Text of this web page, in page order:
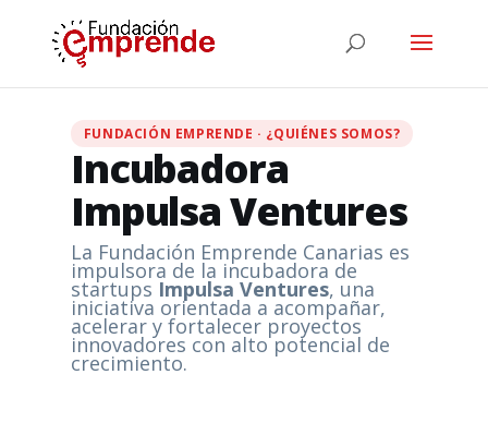
FUNDACIÓN EMPRENDE · ¿QUIÉNES SOMOS?
Incubadora
Impulsa Ventures
La Fundación Emprende Canarias es
impulsora de la incubadora de
startups Impulsa Ventures, una
iniciativa orientada a acompañar,
acelerar y fortalecer proyectos
innovadores con alto potencial de
crecimiento.